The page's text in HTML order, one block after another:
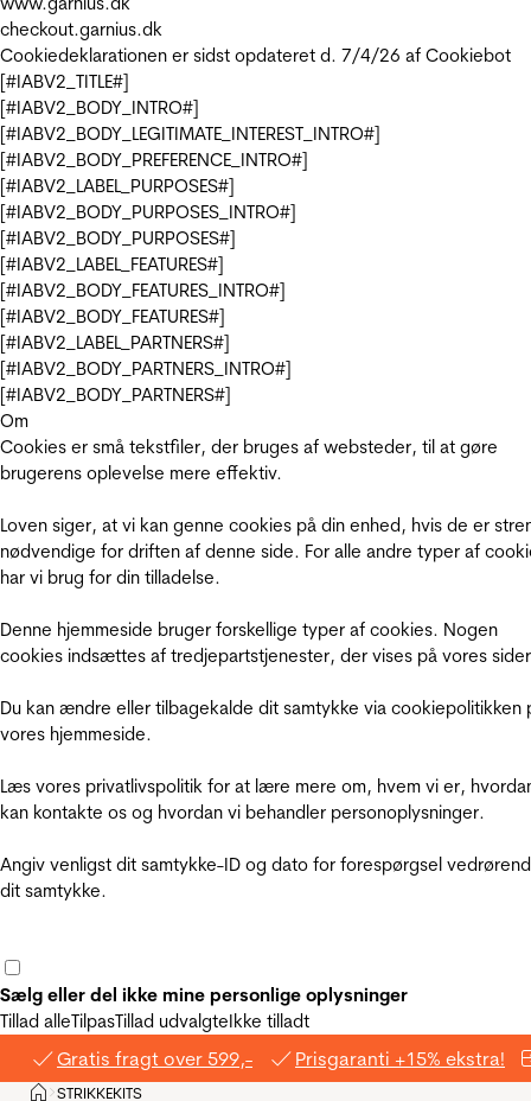
checkout.garnius.dk
Cookiedeklarationen er sidst opdateret d. 7/4/26 af Cookiebot
[#IABV2_TITLE#]
[#IABV2_BODY_INTRO#]
[#IABV2_BODY_LEGITIMATE_INTEREST_INTRO#]
[#IABV2_BODY_PREFERENCE_INTRO#]
[#IABV2_LABEL_PURPOSES#]
[#IABV2_BODY_PURPOSES_INTRO#]
[#IABV2_BODY_PURPOSES#]
[#IABV2_LABEL_FEATURES#]
[#IABV2_BODY_FEATURES_INTRO#]
[#IABV2_BODY_FEATURES#]
[#IABV2_LABEL_PARTNERS#]
[#IABV2_BODY_PARTNERS_INTRO#]
[#IABV2_BODY_PARTNERS#]
Om
Cookies er små tekstfiler, der bruges af websteder, til at gøre
brugerens oplevelse mere effektiv.
Loven siger, at vi kan genne cookies på din enhed, hvis de er
nødvendige for driften af denne side. For alle andre typer af
har vi brug for din tilladelse.
Denne hjemmeside bruger forskellige typer af cookies. Nogen
cookies indsættes af tredjepartstjenester, der vises på vores
Du kan ændre eller tilbagekalde dit samtykke via cookiepolitikken
vores hjemmeside.
Læs vores privatlivspolitik for at lære mere om, hvem vi er,
kan kontakte os og hvordan vi behandler personoplysninger.
Angiv venligst dit samtykke-ID og dato for forespørgsel
dit samtykke.
Sælg eller del ikke mine personlige oplysninger
Tillad alleTilpasTillad udvalgteIkke tilladt
Gratis fragt over 599,- Prisgaranti +15% ekstra!
Hjem
>STRIKKEKITS